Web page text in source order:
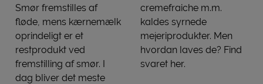
Smør fremstilles af
fløde, mens kærnemælk
oprindeligt er et
restprodukt ved
fremstilling af smør. I
dag bliver det meste
cremefraiche m.m.
kaldes syrnede
mejeriprodukter. Men
hvordan laves de? Find
svaret her.